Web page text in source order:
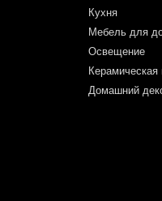
Кухня
Мебель для
Освещение
Керамическая
Домашний